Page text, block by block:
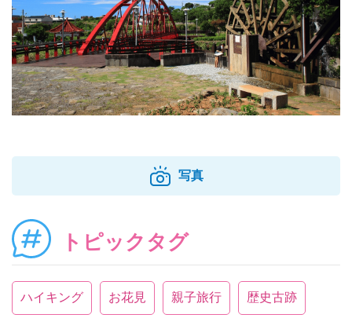
写真
トピックタグ
ハイキング お花見 親子旅行 歴史古跡